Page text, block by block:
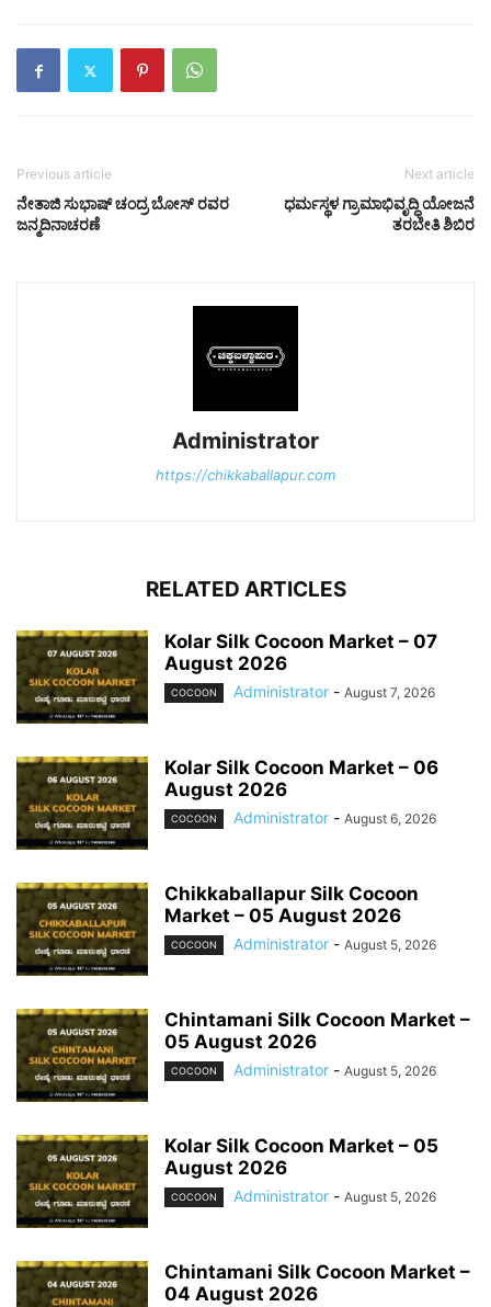
Previous article
ನೇತಾಜಿ ಸುಭಾಷ್ ಚಂದ್ರ ಬೋಸ್ ರವರ
ಜನ್ಮದಿನಾಚರಣೆ
Next article
ಧರ್ಮಸ್ಥಳ ಗ್ರಾಮಾಭಿವೃದ್ಧಿ ಯೋಜನೆ
ತರಬೇತಿ ಶಿಬಿರ
Administrator
https://chikkaballapur.com
RELATED ARTICLES
Kolar Silk Cocoon Market – 07
August 2026
COCOON Administrator - August 7, 2026
Kolar Silk Cocoon Market – 06
August 2026
COCOON Administrator - August 6, 2026
Chikkaballapur Silk Cocoon
Market – 05 August 2026
COCOON Administrator - August 5, 2026
Chintamani Silk Cocoon Market –
05 August 2026
COCOON Administrator - August 5, 2026
Kolar Silk Cocoon Market – 05
August 2026
COCOON Administrator - August 5, 2026
Chintamani Silk Cocoon Market –
04 August 2026